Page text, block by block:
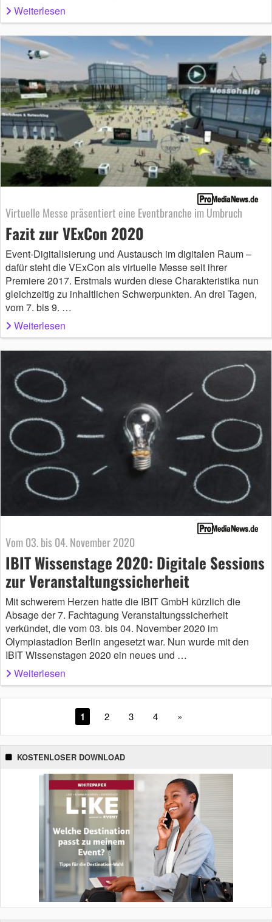
Weiterlesen
Virtuelle Messe präsentiert eine Eventbranche im Umbruch
Fazit zur VExCon 2020
Event-Digitalisierung und Austausch im digitalen Raum –
dafür steht die VExCon als virtuelle Messe seit ihrer
Premiere 2017. Erstmals wurden diese Charakteristika nun
gleichzeitig zu inhaltlichen Schwerpunkten. An drei Tagen,
vom 7. bis 9. …
Weiterlesen
Vom 03. bis 04. November 2020
IBIT Wissenstage 2020: Digitale Sessions
zur Veranstaltungssicherheit
Mit schwerem Herzen hatte die IBIT GmbH kürzlich die
Absage der 7. Fachtagung Veranstaltungssicherheit
verkündet, die vom 03. bis 04. November 2020 im
Olympiastadion Berlin angesetzt war. Nun wurde mit den
IBIT Wissenstagen 2020 ein neues und …
Weiterlesen
1 2 3 4 »
KOSTENLOSER DOWNLOAD